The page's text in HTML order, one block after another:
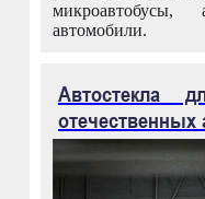
микроавтобусы,
автомобили.
Автостекла
отечественных